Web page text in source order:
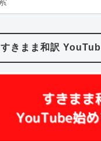
すきまま和訳